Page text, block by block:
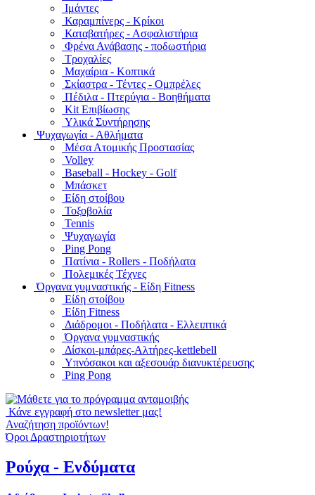
Ιμάντες
Καραμπίνερς - Κρίκοι
Καταβατήρες - Ασφαλιστήρια
Φρένα Ανάβασης - ποδωστήρια
Τροχαλίες
Μαχαίρια - Κοπτικά
Σκίαστρα - Τέντες - Ομπρέλες
Πέδιλα - Πτερύγια - Βοηθήματα
Kit Επιβίωσης
Υλικά Συντήρησης
Ψυχαγωγία - Αθλήματα
Μέσα Ατομικής Προστασίας
Volley
Baseball - Hockey - Golf
Μπάσκετ
Είδη στοίβου
Τοξοβολία
Tennis
Ψυχαγωγία
Ping Pong
Πατίνια - Rollers - Ποδήλατα
Πολεμικές Τέχνες
Όργανα γυμναστικής - Είδη Fitness
Είδη στοίβου
Είδη Fitness
Διάδρομοι - Ποδήλατα - Ελλειπτικά
Όργανα γυμναστικής
Δίσκοι-μπάρες-Αλτήρες-kettlebell
Υπνόσακοι και αξεσουάρ διανυκτέρευσης
Ping Pong
Κάνε εγγραφή στο newsletter μας!
Αναζήτηση προϊόντων!
Όροι Δραστηριοτήτων
Ρούχα - Ενδύματα